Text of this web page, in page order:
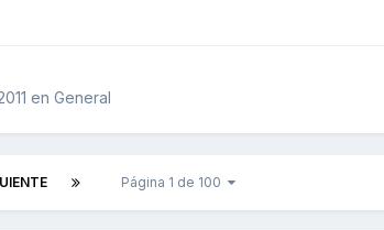
en General
Página 1 de 100